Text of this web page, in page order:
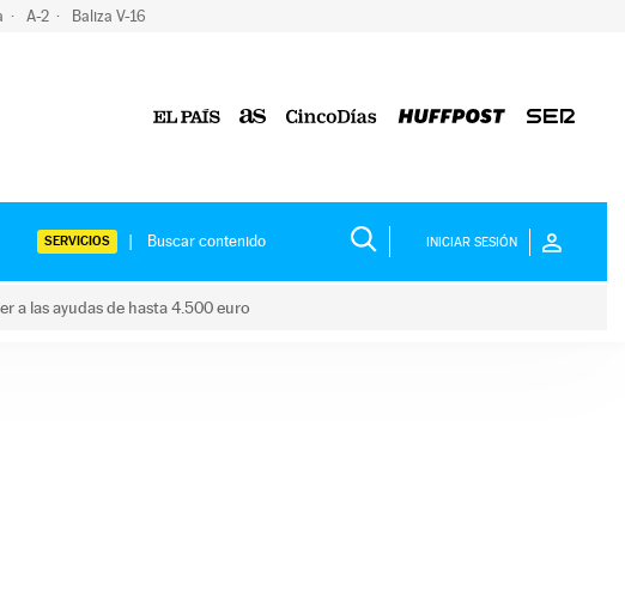
A-2 Baliza V-16
SERVICIOS INICIAR SESIÓN
a las ayudas de hasta 4.500 euro